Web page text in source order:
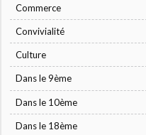
Commerce
Convivialité
Culture
Dans le 9ème
Dans le 10ème
Dans le 18ème